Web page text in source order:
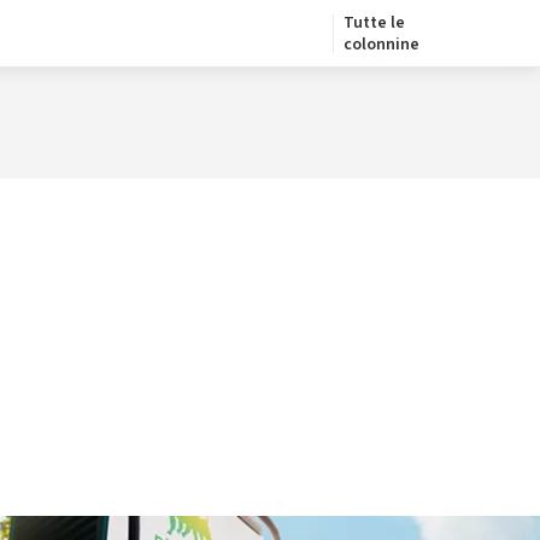
Tutte le
colonnine